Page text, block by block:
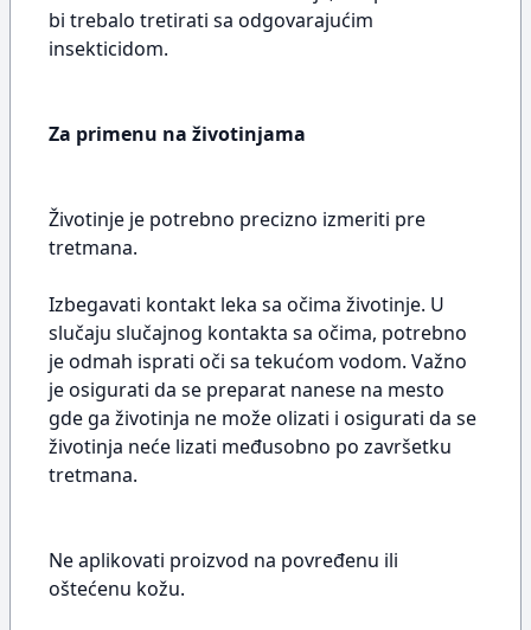
bi trebalo tretirati sa odgovarajućim
insekticidom.
Za primenu na životinjama
Životinje je potrebno precizno izmeriti pre
tretmana.
Izbegavati kontakt leka sa očima životinje. U
slučaju slučajnog kontakta sa očima, potrebno
je odmah isprati oči sa tekućom vodom. Važno
je osigurati da se preparat nanese na mesto
gde ga životinja ne može olizati i osigurati da se
životinja neće lizati međusobno po završetku
tretmana.
Ne aplikovati proizvod na povređenu ili
oštećenu kožu.